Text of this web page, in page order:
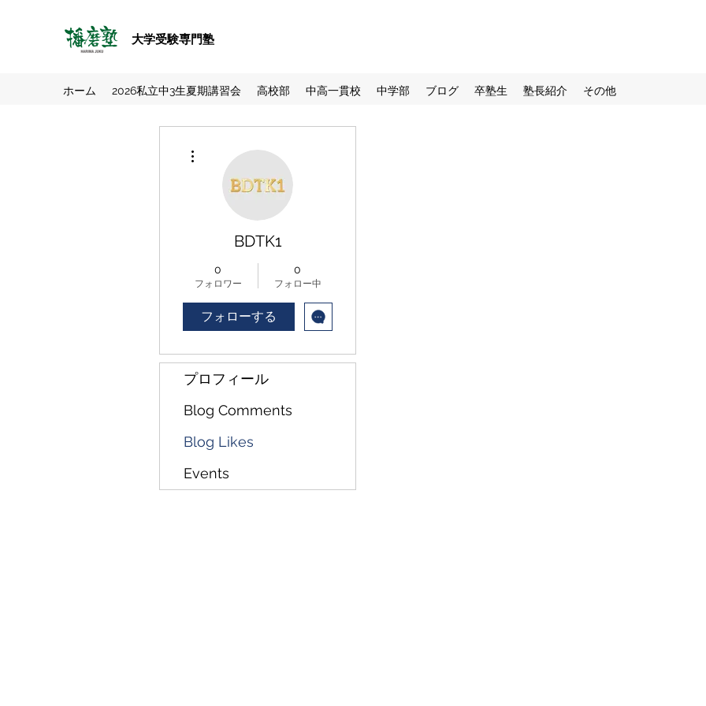
大学受験専門塾
ホーム 2026私立中3生夏期講習会 高校部 中高一貫校 中学部 ブログ 卒塾生 塾長紹介 その他
BDTK1
0
フォロワー
0
フォロー中
フォローする
プロフィール
Blog Comments
Blog Likes
Events